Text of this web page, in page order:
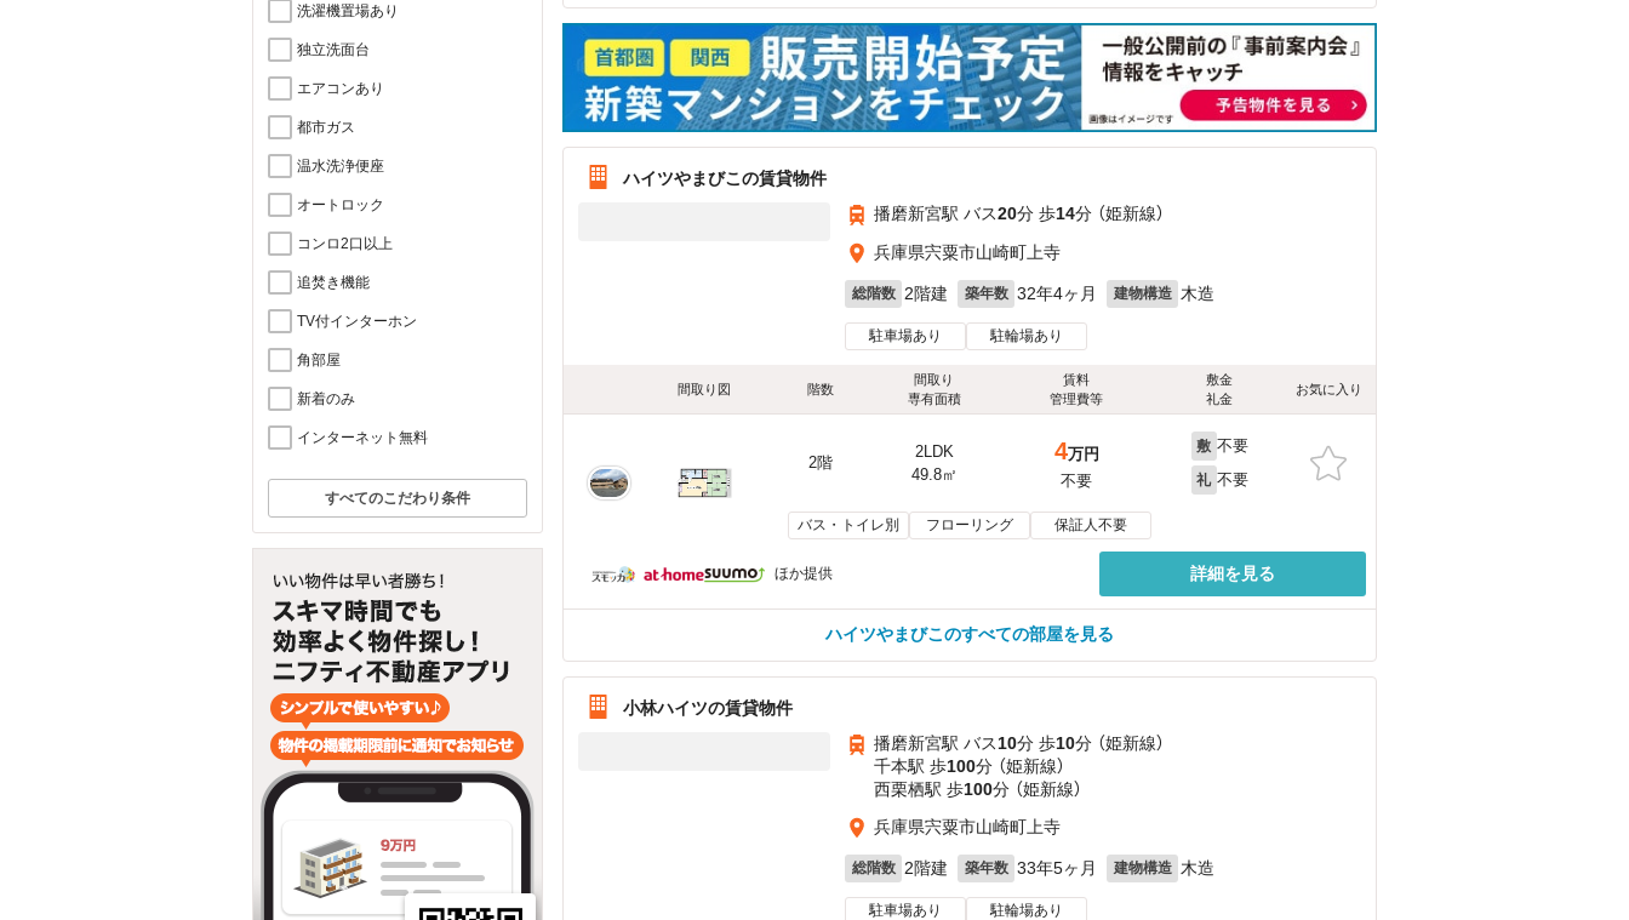
洗濯機置場あり
独立洗面台
エアコンあり
都市ガス
温水洗浄便座
オートロック
コンロ2口以上
追焚き機能
TV付インターホン
角部屋
新着のみ
インターネット無料
すべてのこだわり条件
ハイツやまびこの賃貸物件
播磨新宮駅 バス20分 歩14分 （姫新線）
兵庫県宍粟市山崎町上寺
総階数 2階建 築年数 32年4ヶ月 建物構造 木造
駐車場あり 駐輪場あり
間取り図 階数
間取り
専有面積
賃料
管理費等
敷金
礼金
お気に入り
2階
2LDK
49.8㎡
4万円
不要
敷 不要
礼 不要
バス・トイレ別 フローリング 保証人不要
ほか提供 詳細を見る
ハイツやまびこのすべての部屋を見る
小林ハイツの賃貸物件
播磨新宮駅 バス10分 歩10分 （姫新線）
千本駅 歩100分 （姫新線）
西栗栖駅 歩100分 （姫新線）
兵庫県宍粟市山崎町上寺
総階数 2階建 築年数 33年5ヶ月 建物構造 木造
駐車場あり 駐輪場あり